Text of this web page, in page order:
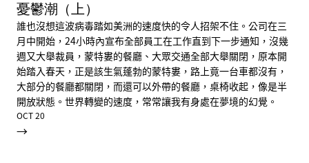
憂鬱潮（上）
誰也沒想這波病毒踏如美洲的速度快的令人招架不住。公司在三
月中開始，24小時內宣布全部員工在工作直到下一步通知，沒幾
週又大舉裁員，蒙特婁的餐廳、大眾交通全部大舉關閉，原本開
始踏入春天，正是該生氣蓬勃的蒙特婁，路上竟一台車都沒有，
大部分的餐廳都關閉，而還可以外帶的餐廳，桌椅收起，像是半
開放狀態。世界轉變的速度，常常讓我有身處在夢境的幻覺。
OCT 20
→